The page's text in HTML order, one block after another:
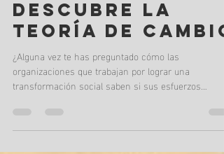
Valentina Coley, CEO - Cubo Social
10 may
4 min de lectura
EL ARTE DE
PLANIFICAR EL
CAMBIO:
TEORÍA DE CAMBIO